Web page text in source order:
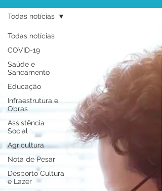
Todas notícias
COVID-19
Saúde e
Saneamento
Educação
Infraestrutura e
Obras
Assistência
Social
Agricultura
Nota de Pesar
Desporto Cultura
e Lazer
Todas notícias